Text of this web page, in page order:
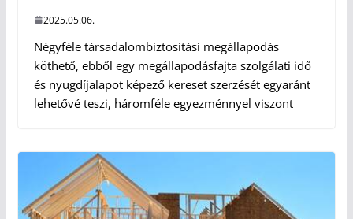
2025.05.06.
Négyféle társadalombiztosítási megállapodás
köthető, ebből egy megállapodásfajta szolgálati idő
és nyugdíjalapot képező kereset szerzését egyaránt
lehetővé teszi, háromféle egyezménnyel viszont